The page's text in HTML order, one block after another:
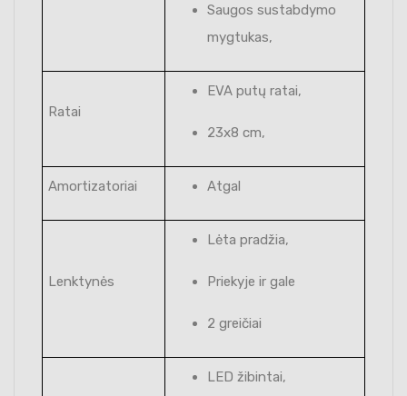
Saugos sustabdymo
mygtukas,
Ratai
EVA putų ratai,
23x8 cm,
Amortizatoriai Atgal
Lenktynės
Lėta pradžia,
Priekyje ir gale
2 greičiai
LED žibintai,